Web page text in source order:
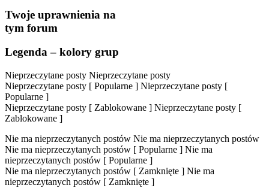
Twoje uprawnienia na
tym forum
Legenda – kolory grup
Nieprzeczytane posty Nieprzeczytane posty
Nieprzeczytane posty [ Popularne ] Nieprzeczytane posty [
Popularne ]
Nieprzeczytane posty [ Zablokowane ] Nieprzeczytane posty [
Zablokowane ]
Nie ma nieprzeczytanych postów Nie ma nieprzeczytanych postów
Nie ma nieprzeczytanych postów [ Popularne ] Nie ma
nieprzeczytanych postów [ Popularne ]
Nie ma nieprzeczytanych postów [ Zamknięte ] Nie ma
nieprzeczytanych postów [ Zamknięte ]